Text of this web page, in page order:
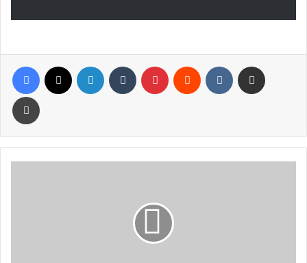
Facebook LinkedIn Tumblr Pinterest Reddit VKontakte
Yazdır